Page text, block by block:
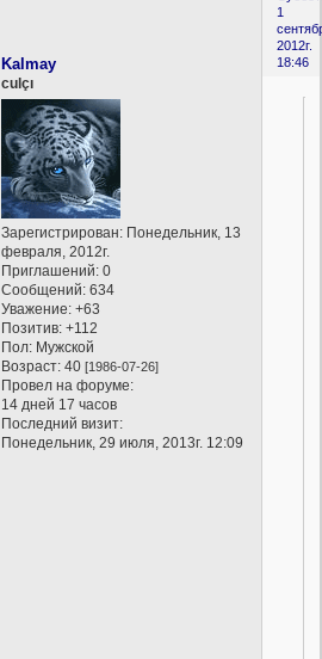
1
2012г.
18:46
Kalmay
culçı
Зарегистрирован: Понедельник, 13
февраля, 2012г.
Приглашений: 0
Сообщений: 634
Уважение: +63
Позитив: +112
Пол: Мужской
Возраст: 40[1986-07-26]
Провел на форуме:
14 дней 17 часов
Последний визит:
Понедельник, 29 июля, 2013г. 12:09